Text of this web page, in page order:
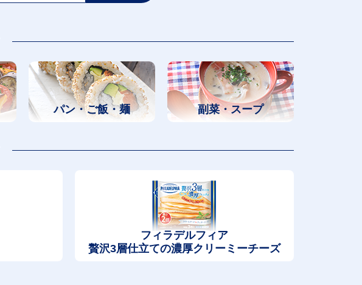
パン・ご飯・麺 副菜・スープ
フィラデルフィア
贅沢3層仕立ての濃厚クリーミーチーズ